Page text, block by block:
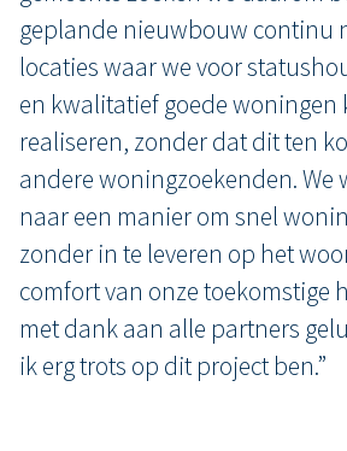
geplande nieuwbouw continu
locaties waar we voor
en kwalitatief goede woningen
realiseren, zonder dat dit ten
andere woningzoekenden. We
naar een manier om snel
zonder in te leveren op het
comfort van onze toekomstige
met dank aan alle partners
ik erg trots op dit project ben.”